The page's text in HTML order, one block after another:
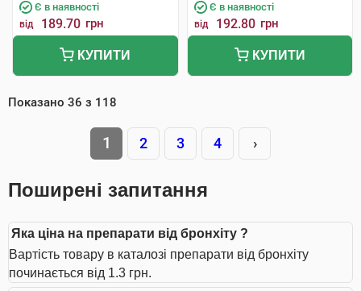
Є в наявності
від 189.70 грн
КУПИТИ
Є в наявності
від 192.80 грн
КУПИТИ
Показано 36 з 118
1 2 3 4 ›
Поширені запитання
Яка ціна на препарати від бронхіту ?
Вартість товару в каталозі препарати від бронхіту
починається від 1.3 грн.